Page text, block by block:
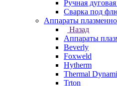
Ручная
Сварка под
Аппараты
Назад
Аппараты
Beverly
Foxweld
Hytherm
Thermal
Trton